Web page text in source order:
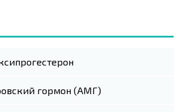
гормон (АМГ)